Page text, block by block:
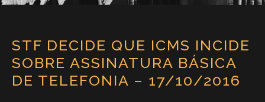
STF DECIDE QUE ICMS INCIDE
SOBRE ASSINATURA BÁSICA
DE TELEFONIA – 17/10/2016